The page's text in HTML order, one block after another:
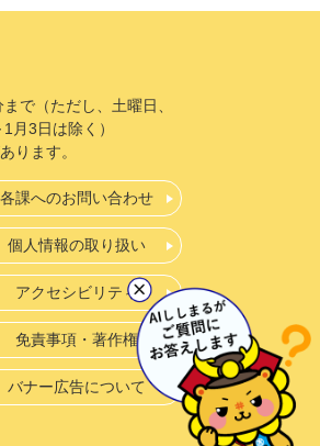
で（ただし、土曜日、
月3日は除く）
ります。
各課へのお問い合わせ
個人情報の取り扱い
アクセシビリティ
免責事項・著作権
バナー広告について